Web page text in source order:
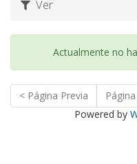
Ver
Actualmente no
< Página Previa
Powered by